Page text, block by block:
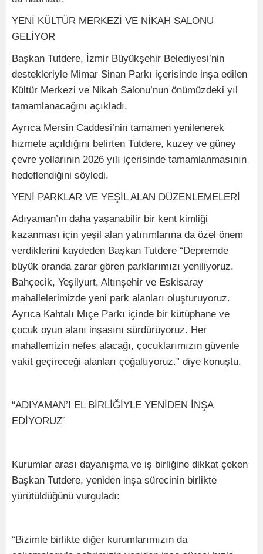
YENİ KÜLTÜR MERKEZİ VE NİKAH SALONU
GELİYOR
Başkan Tutdere, İzmir Büyükşehir Belediyesi’nin
destekleriyle Mimar Sinan Parkı içerisinde inşa edilen
Kültür Merkezi ve Nikah Salonu’nun önümüzdeki yıl
tamamlanacağını açıkladı.
Ayrıca Mersin Caddesi’nin tamamen yenilenerek
hizmete açıldığını belirten Tutdere, kuzey ve güney
çevre yollarının 2026 yılı içerisinde tamamlanmasının
hedeflendiğini söyledi.
YENİ PARKLAR VE YEŞİL ALAN DÜZENLEMELERİ
Adıyaman’ın daha yaşanabilir bir kent kimliği
kazanması için yeşil alan yatırımlarına da özel önem
verdiklerini kaydeden Başkan Tutdere “Depremde
büyük oranda zarar gören parklarımızı yeniliyoruz.
Bahçecik, Yeşilyurt, Altınşehir ve Eskisaray
mahallelerimizde yeni park alanları oluşturuyoruz.
Ayrıca Kahtalı Mıçe Parkı içinde bir kütüphane ve
çocuk oyun alanı inşasını sürdürüyoruz. Her
mahallemizin nefes alacağı, çocuklarımızın güvenle
vakit geçireceği alanları çoğaltıyoruz.” diye konuştu.
“ADIYAMAN’I EL BİRLİĞİYLE YENİDEN İNŞA
EDİYORUZ”
Kurumlar arası dayanışma ve iş birliğine dikkat çeken
Başkan Tutdere, yeniden inşa sürecinin birlikte
yürütüldüğünü vurguladı:
“Bizimle birlikte diğer kurumlarımızın da